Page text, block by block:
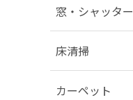
窓・シャッター
床清掃
カーペット